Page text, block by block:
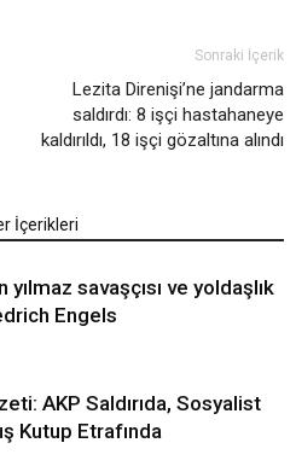
Sonraki İçerik
Lezita Direnişi’ne jandarma
saldırdı: 8 işçi hastahaneye
kaldırıldı, 18 işçi gözaltına alındı
İçerikleri
yılmaz savaşçısı ve yoldaşlık
Engels
AKP Saldırıda, Sosyalist
Kutup Etrafında